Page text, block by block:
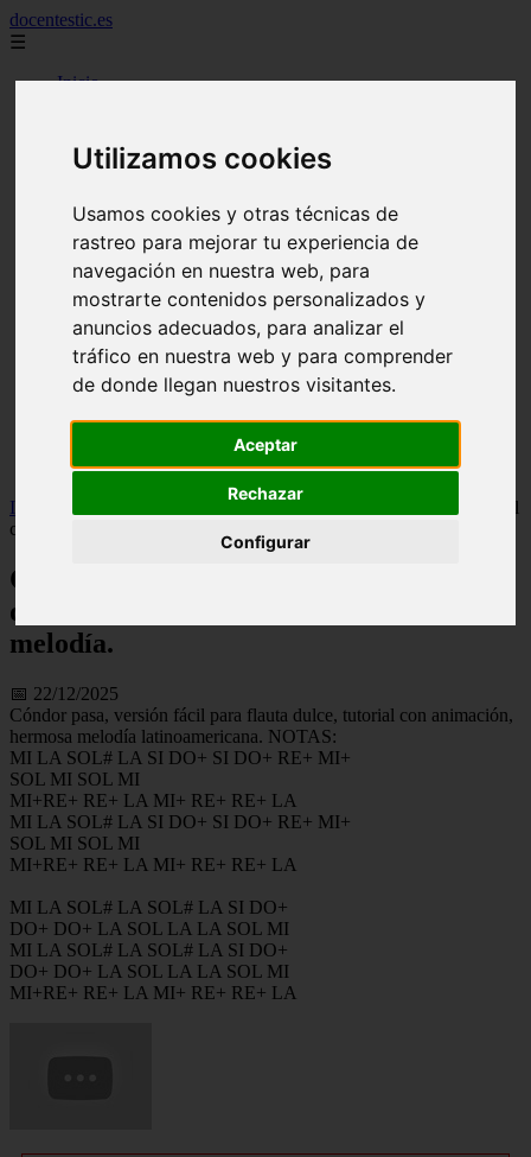
Utilizamos cookies
Usamos cookies y otras técnicas de
rastreo para mejorar tu experiencia de
navegación en nuestra web, para
mostrarte contenidos personalizados y
anuncios adecuados, para analizar el
tráfico en nuestra web y para comprender
de donde llegan nuestros visitantes.
Aceptar
Rechazar
Configurar
docentestic.es
☰
Inicio
2012
2013
2016
2019
cuidado y mantenimiento de la flauta
curiosidades sobre la flauta
eventos y conciertos de flauta
interpretes destacados de flauta
musica para flauta
noticias sobre flauta
partituras para flauta
recursos para aprender a tocar la flauta
tipos de flauta
Inicio
Cóndor pasa, versión fácil para flauta dulce, tutorial
con animación, hermosa melodía.
Cóndor pasa, versión fácil para flauta
dulce, tutorial con animación, hermosa
melodía.
📅 22/12/2025
Cóndor pasa, versión fácil para flauta dulce, tutorial con animación,
hermosa melodía latinoamericana. NOTAS:
MI LA SOL# LA SI DO+ SI DO+ RE+ MI+
SOL MI SOL MI
MI+RE+ RE+ LA MI+ RE+ RE+ LA
MI LA SOL# LA SI DO+ SI DO+ RE+ MI+
SOL MI SOL MI
MI+RE+ RE+ LA MI+ RE+ RE+ LA
MI LA SOL# LA SOL# LA SI DO+
DO+ DO+ LA SOL LA LA SOL MI
MI LA SOL# LA SOL# LA SI DO+
DO+ DO+ LA SOL LA LA SOL MI
MI+RE+ RE+ LA MI+ RE+ RE+ LA